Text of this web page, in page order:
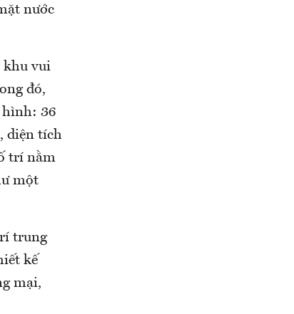
nước
khu vui
đó,
hình: 36
diện tích
trí nằm
một
trung
kế
mại,